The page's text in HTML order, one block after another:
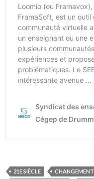
21E SIÈCLE CHANGEMENT